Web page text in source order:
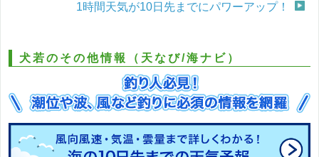
1時間天気が10日先までにパワーアップ！
犬若のその他情報（天なび/海ナビ）